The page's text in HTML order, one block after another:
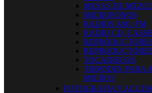
MESAS DE
MICROFONOS
RADIOS AM / FM
RADIO CD,
TOCADISCOS
TRIPODES PARA
MICROS
FOTOGRAFIA Y